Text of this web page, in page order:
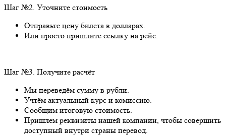
Шаг №2. Уточните стоимость
Отправьте цену билета в долларах.
Или просто пришлите ссылку на рейс.
Шаг №3. Получите расчёт
Мы переведём сумму в рубли.
Учтём актуальный курс и комиссию.
Сообщим итоговую стоимость.
Пришлем реквизиты нашей компании, чтобы совершить
доступный внутри страны перевод.